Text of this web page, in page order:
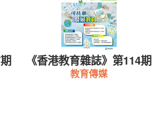
《香港教育雜誌》第114期
教育傳媒